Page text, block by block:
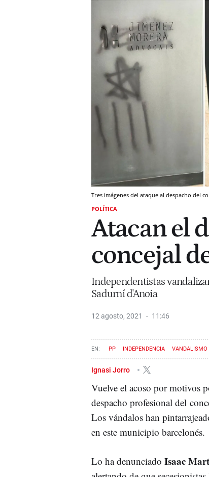
Tres imágenes del ataque al despacho del
POLÍTICA
Atacan el
concejal
Independentistas
Sadurní d'Anoia
12 agosto, 2021 11:46
PP INDEPENDENCIA VANDALISMO
Ignasi Jorro
Vuelve el acoso por motivos
despacho profesional del
Los vándalos han
en este municipio barcelonés.
Lo ha denunciado Isaac